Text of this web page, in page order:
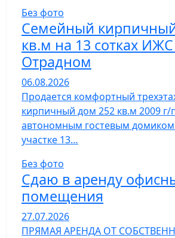
Без фото
Семейный
кв.м на 13 сотках
Отрадном
06.08.2026
Продается комфортный
кирпичный дом 252 кв.м 2009 г/
автономным гостевым домиком
участке 13…
Без фото
Сдаю в аренду
помещения
27.07.2026
ПРЯМАЯ АРЕНДА ОТ